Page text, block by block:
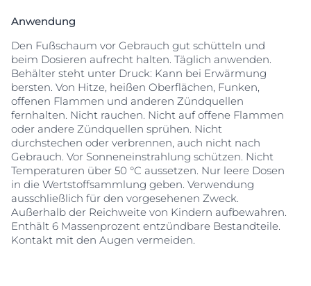
auftragen und zieht schnell in die Haut ein, so dass sie
außerdem einen dezenten Duft, der speziell für
trockene Haut entwickelt wurde und für einen
Wohlfühl-Moment beiträgt, ohne dass parfümierte
Produkte zu Irritationen führen können. Geeignet zur
Verwendung bei diabetischer Haut und trockener,
problematischer Haut.
Anwendung
Den Fußschaum vor Gebrauch gut schütteln und
beim Dosieren aufrecht halten. Täglich anwenden.
Behälter steht unter Druck: Kann bei Erwärmung
bersten. Von Hitze, heißen Oberflächen, Funken,
offenen Flammen und anderen Zündquellen
fernhalten. Nicht rauchen. Nicht auf offene Flammen
oder andere Zündquellen sprühen. Nicht
durchstechen oder verbrennen, auch nicht nach
Gebrauch. Vor Sonneneinstrahlung schützen. Nicht
Temperaturen über 50 °C aussetzen. Nur leere Dosen
in die Wertstoffsammlung geben. Verwendung
ausschließlich für den vorgesehenen Zweck.
Außerhalb der Reichweite von Kindern aufbewahren.
Enthält 6 Massenprozent entzündbare Bestandteile.
Kontakt mit den Augen vermeiden.